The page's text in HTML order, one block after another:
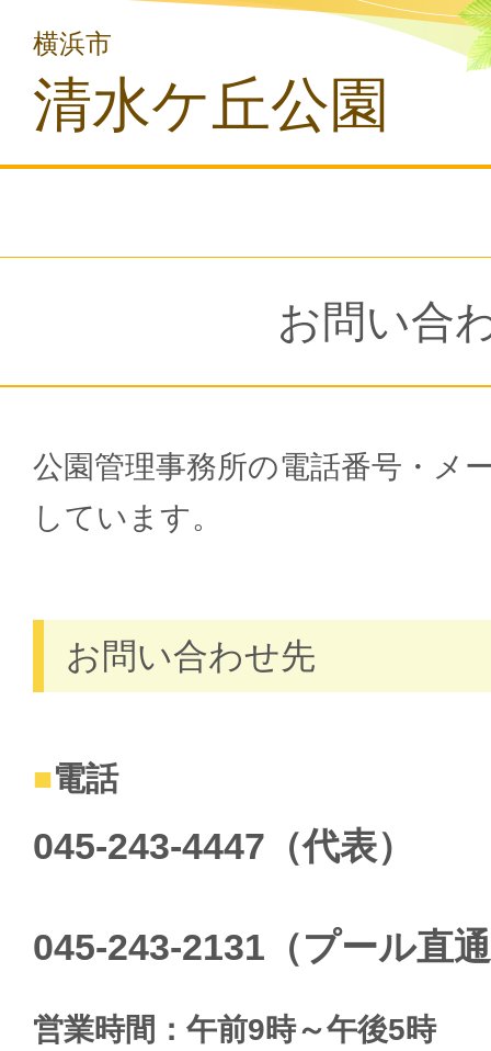
横浜市
清水ケ丘公園
お問い合
公園管理事務所の電話番号・メ
しています。
お問い合わせ先
電話
045-243-4447（代表）
045-243-2131（プール直
営業時間：午前9時～午後5時